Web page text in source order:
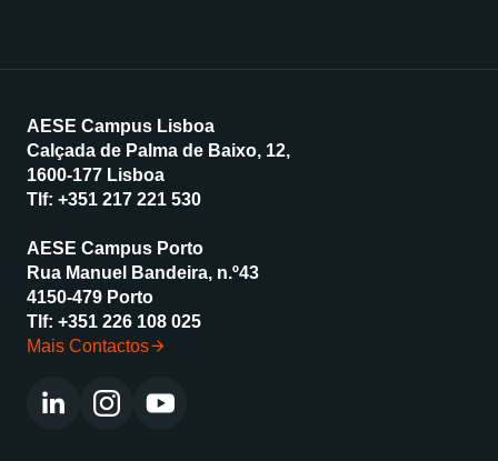
AESE Campus Lisboa
Calçada de Palma de Baixo, 12,
1600-177 Lisboa
Tlf: +351 217 221 530
AESE Campus Porto
Rua Manuel Bandeira, n.º43
4150-479 Porto
Tlf: +351 226 108 025
Mais Contactos